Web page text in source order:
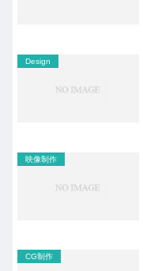
Design
映像制作
CG制作